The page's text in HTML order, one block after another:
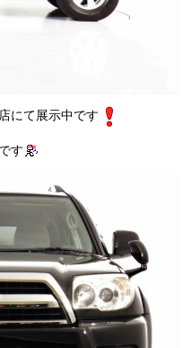
にて展示中です
す